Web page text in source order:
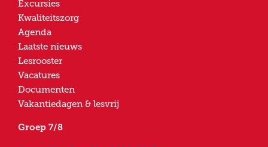
Excursies
Kwaliteitszorg
Agenda
Laatste nieuws
Lesrooster
Vacatures
Documenten
Vakantiedagen & lesvrij
Groep 7/8